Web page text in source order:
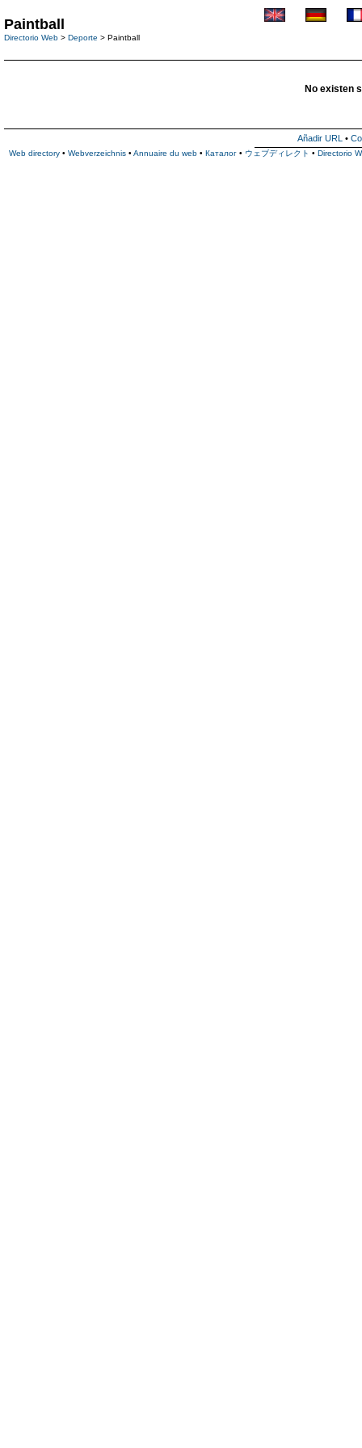
Paintball
Directorio Web > Deporte > Paintball
No existen
Añadir URL •
Web directory • Webverzeichnis • Annuaire du web • Каталог • ウェブディレクト • Directorio